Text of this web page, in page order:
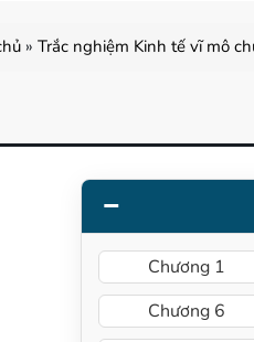
»Trắc nghiệm Kinh tế vĩ mô
Chương 1
Chương 6